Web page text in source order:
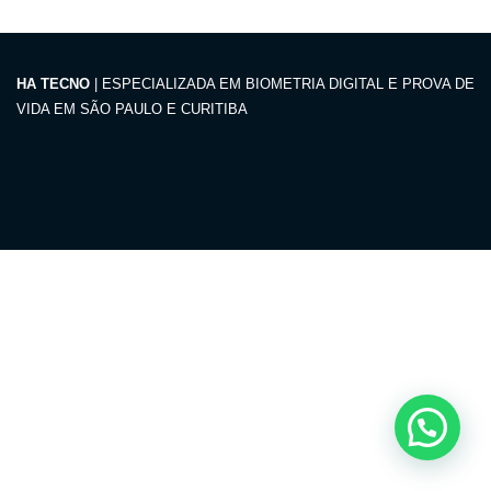
HA TECNO | ESPECIALIZADA EM BIOMETRIA DIGITAL E PROVA DE
VIDA EM SÃO PAULO E CURITIBA